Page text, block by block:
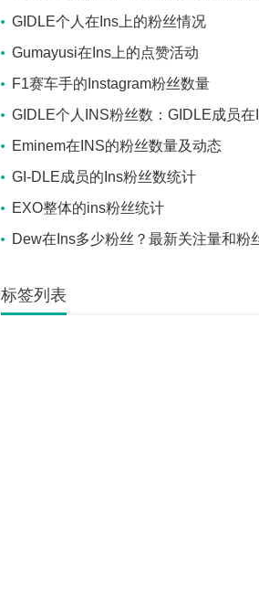
万的账号
GIDLE个人在Ins上的粉丝情况
Gumayusi在Ins上的点赞活动
F1赛车手的Instagram粉丝数量
GIDLE个人INS粉丝数：GIDLE成员在
上的个人粉丝数量
Eminem在INS的粉丝数量及动态
GI-DLE成员的Ins粉丝数统计
EXO整体的ins粉丝统计
Dew在Ins多少粉丝？最新关注量和粉
标签列表